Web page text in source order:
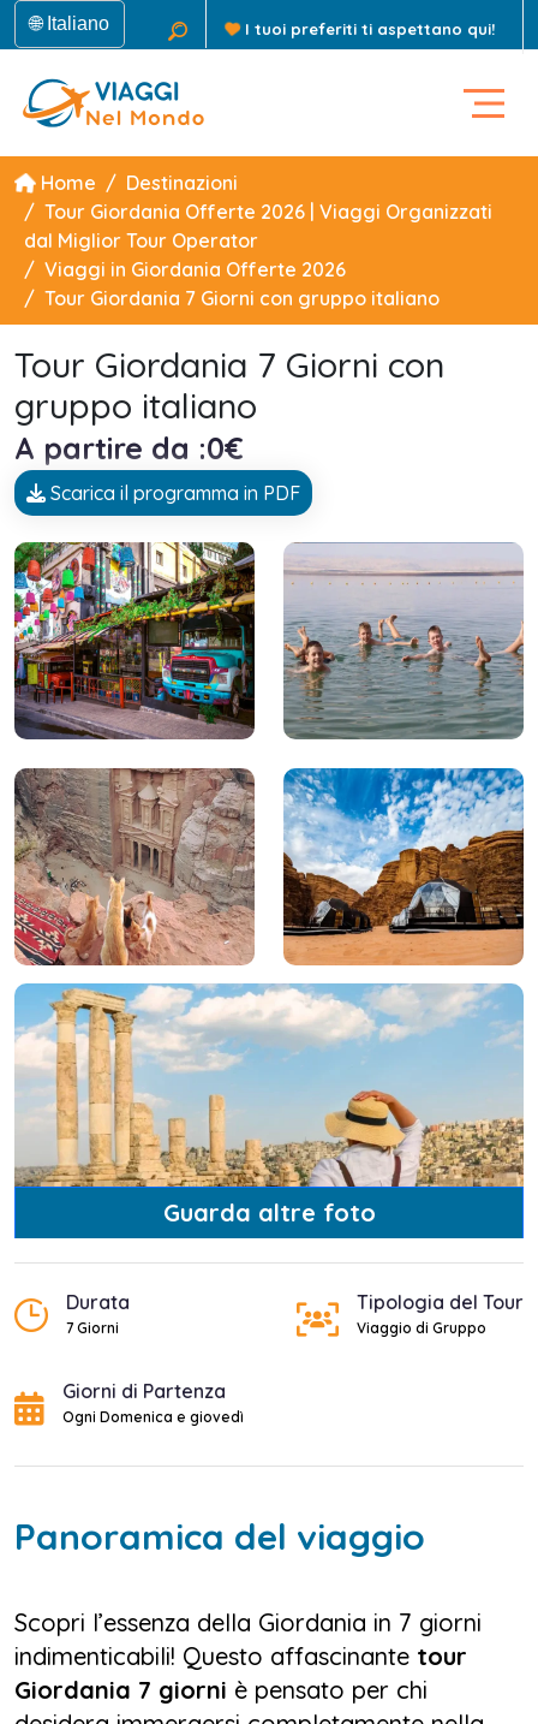
🌐 Italiano I tuoi preferiti ti aspettano qui!
Home
Destinazioni
Tour Giordania Offerte 2026 | Viaggi Organizzati
dal Miglior Tour Operator
Viaggi in Giordania Offerte 2026
Tour Giordania 7 Giorni con gruppo italiano
Tour Giordania 7 Giorni con
gruppo italiano
A partire da :0€
Scarica il programma in PDF
Guarda altre foto
Durata
7 Giorni
Tipologia del Tour
Viaggio di Gruppo
Giorni di Partenza
Ogni Domenica e giovedì
Panoramica del viaggio
Scopri l’essenza della Giordania in 7 giorni
indimenticabili! Questo affascinante tour
Giordania 7 giorni è pensato per chi